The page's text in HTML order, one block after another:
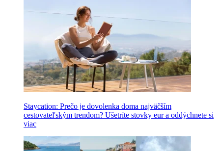
Staycation: Prečo je dovolenka doma najväčším
cestovateľským trendom? Ušetríte stovky eur a oddýchnete si
viac